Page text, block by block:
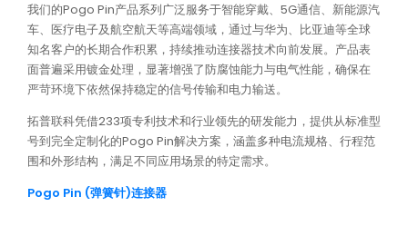
我们的Pogo Pin产品系列广泛服务于智能穿戴、5G通信、新能源汽
车、医疗电子及航空航天等高端领域，通过与华为、比亚迪等全球
知名客户的长期合作积累，持续推动连接器技术向前发展。产品表
面普遍采用镀金处理，显著增强了防腐蚀能力与电气性能，确保在
严苛环境下依然保持稳定的信号传输和电力输送。
拓普联科凭借233项专利技术和行业领先的研发能力，提供从标准型
号到完全定制化的Pogo Pin解决方案，涵盖多种电流规格、行程范
围和外形结构，满足不同应用场景的特定需求。
Pogo Pin (弹簧针)连接器